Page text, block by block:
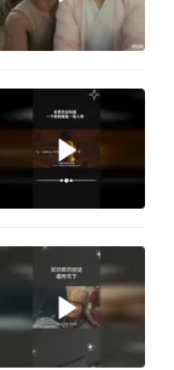
WTT横滨冠军赛女单四强国乒占三席